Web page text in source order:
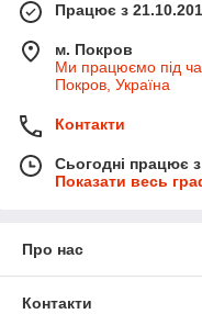
Працює з
м. Покров
Ми працюємо під
Покров, Україна
Контакти
Сьогодні працює
Показати весь
Про нас
Контакти